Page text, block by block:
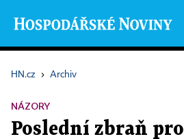
HN.cz › Archiv
NÁZORY
Poslední zbraň